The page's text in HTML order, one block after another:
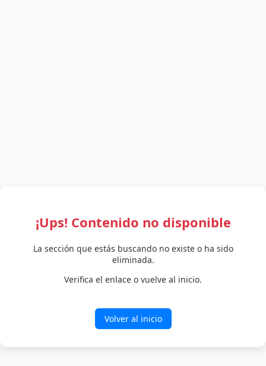
¡Ups! Contenido no disponible
La sección que estás buscando no existe o ha sido
eliminada.
Verifica el enlace o vuelve al inicio.
Volver al inicio